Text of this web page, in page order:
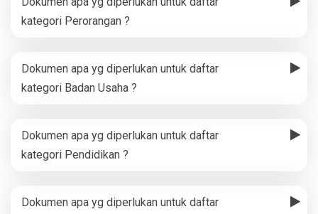
kategori Perorangan ?
Dokumen apa yg diperlukan untuk daftar
kategori Badan Usaha ?
Dokumen apa yg diperlukan untuk daftar
kategori Pendidikan ?
Dokumen apa yg diperlukan untuk daftar